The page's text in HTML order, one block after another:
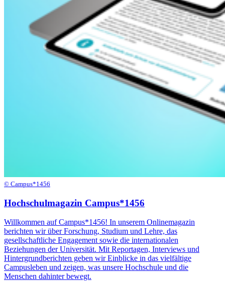
© Campus*1456
Hochschulmagazin Campus*1456
Willkommen auf Campus*1456! In unserem Onlinemagazin
berichten wir über Forschung, Studium und Lehre, das
gesellschaftliche Engagement sowie die internationalen
Beziehungen der Universität. Mit Reportagen, Interviews und
Hintergrundberichten geben wir Einblicke in das vielfältige
Campusleben und zeigen, was unsere Hochschule und die
Menschen dahinter bewegt.